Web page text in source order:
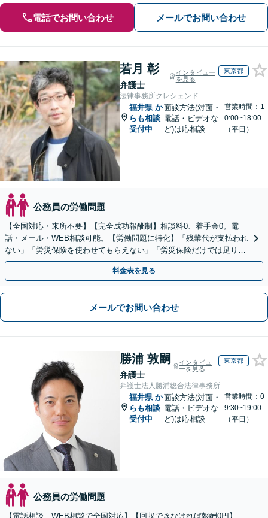
電話でお問い合わせ メールでお問い合わせ
若月 彰
弁護士
インタビュー
を見る
東京都
法律事務所クレシェンド
福井県 か
らも相談
受付中
面談方法(対面・
電話・ビデオな
ど)は応相談
営業時間：1
0:00~18:00
（平日）
公務員の労働問題
【全国対応・来所不要】【完全成功報酬制】相談料0、着手金0。電
話・メール・WEB相談可能。【労働問題に特化】「残業代が支払われ
ない」「労災保険を使わせてもらえない」「労災保険だけでは足りな
い。損害賠償請求したい」など労働問題はお任せを。
料金表を見る
メールでお問い合わせ
勝浦 敦嗣
弁護士
インタビュ
ーを見る
東京都
弁護士法人勝浦総合法律事務所
福井県 か
らも相談
受付中
面談方法(対面・
電話・ビデオな
ど)は応相談
営業時間：0
9:30~19:00
（平日）
公務員の労働問題
【電話相談、WEB相談で全国対応】【回収できなければ報酬0円】